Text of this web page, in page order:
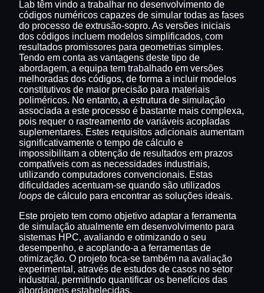
Lab têm vindo a trabalhar no desenvolvimento de
códigos numéricos capazes de simular todas as fases
do processo de extrusão-sopro. As versões iniciais
dos códigos incluem modelos simplificados, com
resultados promissores para geometrias simples.
Tendo em conta as vantagens deste tipo de
abordagem, a equipa tem trabalhado em versões
melhoradas dos códigos, de forma a incluir modelos
constitutivos de maior precisão para materiais
poliméricos. No entanto, a estrutura de simulação
associada a este processo é bastante mais complexa,
pois requer o rastreamento de variáveis acopladas
suplementares. Estes requisitos adicionais aumentam
significativamente o tempo de cálculo e
impossibilitam a obtenção de resultados em prazos
compatíveis com as necessidades industriais,
utilizando computadores convencionais. Estas
dificuldades acentuam-se quando são utilizados
loops de cálculo para encontrar as soluções ideais.
Este projeto tem como objetivo adaptar a ferramenta
de simulação atualmente em desenvolvimento para
sistemas HPC, avaliando e otimizando o seu
desempenho, e acoplando-a a ferramentas de
otimização. O projeto foca-se também na avaliação
experimental, através de estudos de casos no setor
industrial, permitindo quantificar os benefícios das
abordagens estabelecidas.